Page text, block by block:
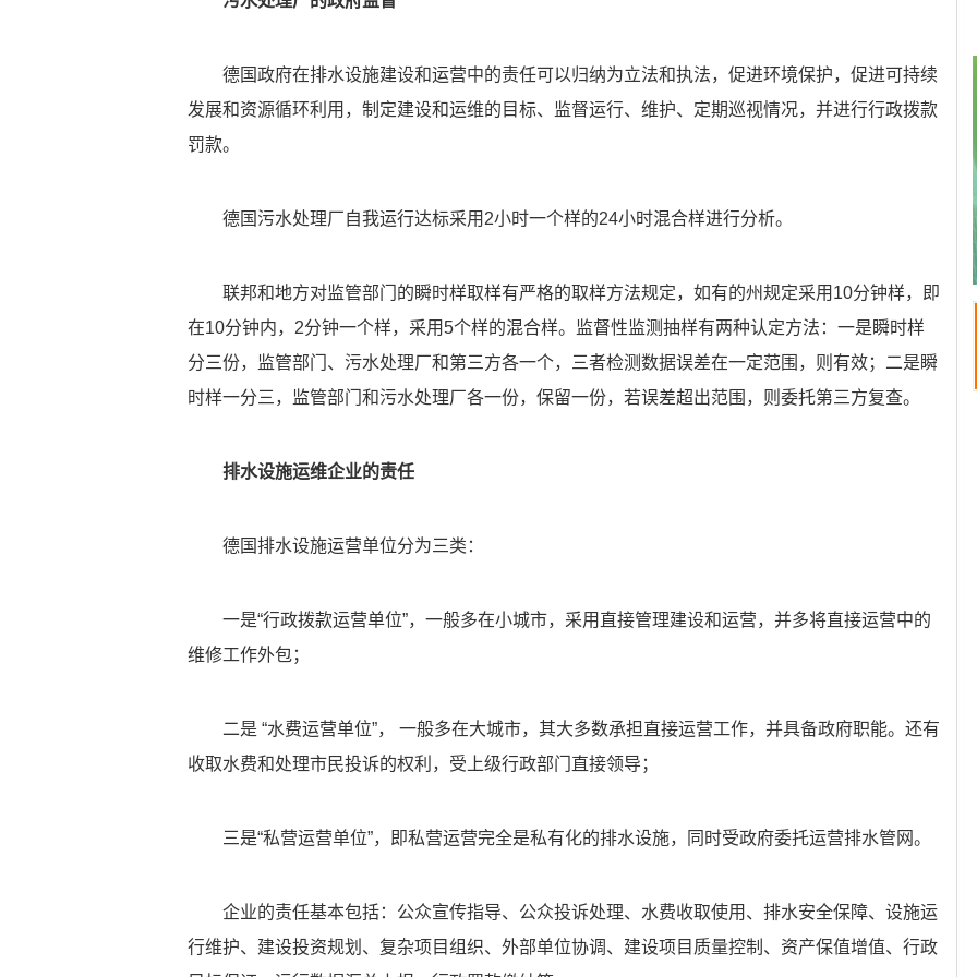
德国政府在排水设施建设和运营中的责任可以归纳为立法和执法，促进环境保护，促进可持续
发展和资源循环利用，制定建设和运维的目标、监督运行、维护、定期巡视情况，并进行行政拨款
罚款。
德国污水处理厂自我运行达标采用2小时一个样的24小时混合样进行分析。
联邦和地方对监管部门的瞬时样取样有严格的取样方法规定，如有的州规定采用10分钟样，即
在10分钟内，2分钟一个样，采用5个样的混合样。监督性监测抽样有两种认定方法：一是瞬时样
分三份，监管部门、污水处理厂和第三方各一个，三者检测数据误差在一定范围，则有效；二是瞬
时样一分三，监管部门 和污水处理厂各一份，保留一份，若误差超出范围，则委托第三方复查。
排水设施运维企业的责任
德国排水设施运营单位分为三类：
一是“行政拨款运营单位”，一般多在小城市， 采用直接管理建设和运营，并多将直接运营中的
维修工作外包；
二是 “水费运营单位”， 一般多在大城市， 其大多数承担直接运营工作，并具备政府职能。还有
收取水费和处理市民投诉的权利，受上级行政部门直接领导；
三是“私营运营单位”， 即私营运营完全是私有化的排水设施，同时受政府委托运营排水管网。
企业的责任基本包括：公众宣传指导、公众投诉处理、水费收取使用、排水安全保障、设施运
行维护、建设投资规划、复杂项目组织、外部单位协调、建设项目质量控制、资产保值增值、行政